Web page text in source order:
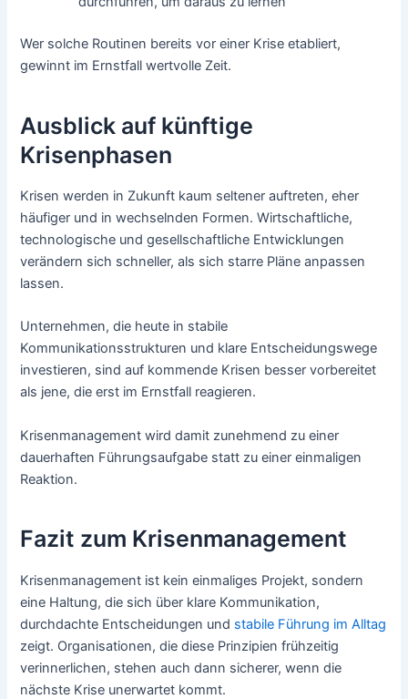
Wer solche Routinen bereits vor einer Krise etabliert,
gewinnt im Ernstfall wertvolle Zeit.
Ausblick auf künftige
Krisenphasen
Krisen werden in Zukunft kaum seltener auftreten, eher
häufiger und in wechselnden Formen. Wirtschaftliche,
technologische und gesellschaftliche Entwicklungen
verändern sich schneller, als sich starre Pläne anpassen
lassen.
Unternehmen, die heute in stabile
Kommunikationsstrukturen und klare Entscheidungswege
investieren, sind auf kommende Krisen besser vorbereitet
als jene, die erst im Ernstfall reagieren.
Krisenmanagement wird damit zunehmend zu einer
dauerhaften Führungsaufgabe statt zu einer einmaligen
Reaktion.
Fazit zum Krisenmanagement
Krisenmanagement ist kein einmaliges Projekt, sondern
eine Haltung, die sich über klare Kommunikation,
durchdachte Entscheidungen und stabile Führung im Alltag
zeigt. Organisationen, die diese Prinzipien frühzeitig
verinnerlichen, stehen auch dann sicherer, wenn die
nächste Krise unerwartet kommt.